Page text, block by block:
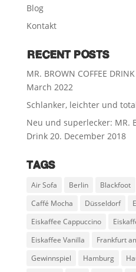
Blog
Kontakt
RECENT POSTS
MR. BROWN COFFEE
March 2022
Schlanker, leichter und
Neu und superlecker: MR.
Drink 20. December 2018
TAGS
Air Sofa Berlin Blackfoot
Caffé Mocha
Düsseldorf
Eiskaffee Cappuccino
Eiskaffee Vanilla
Frankfurt
Gewinnspiel
Hamburg